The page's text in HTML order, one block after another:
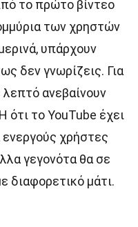
το πρώτο βίντεο
των χρηστών
υπάρχουν
δεν γνωρίζεις. Για
λεπτό ανεβαίνουν
το YouTube έχει
χρήστες
γεγονότα θα σε
διαφορετικό μάτι.